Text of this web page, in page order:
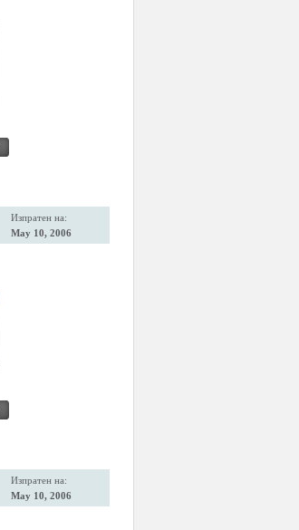
Изпратен на:
May 10, 2006
Изпратен на:
May 10, 2006